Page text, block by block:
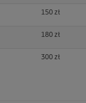
150 zł
180 zł
300 zł